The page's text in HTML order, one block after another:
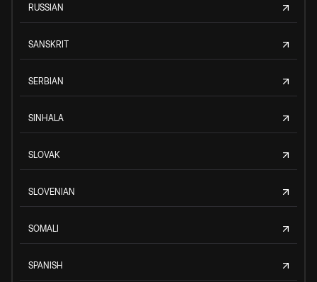
RUSSIAN
SANSKRIT
SERBIAN
SINHALA
SLOVAK
SLOVENIAN
SOMALI
SPANISH